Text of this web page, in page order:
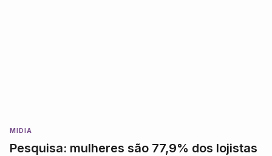
MIDIA
Pesquisa: mulheres são 77,9% dos lojistas